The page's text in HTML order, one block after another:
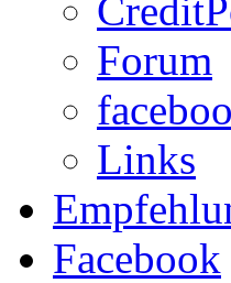
Forum
Links
Facebook